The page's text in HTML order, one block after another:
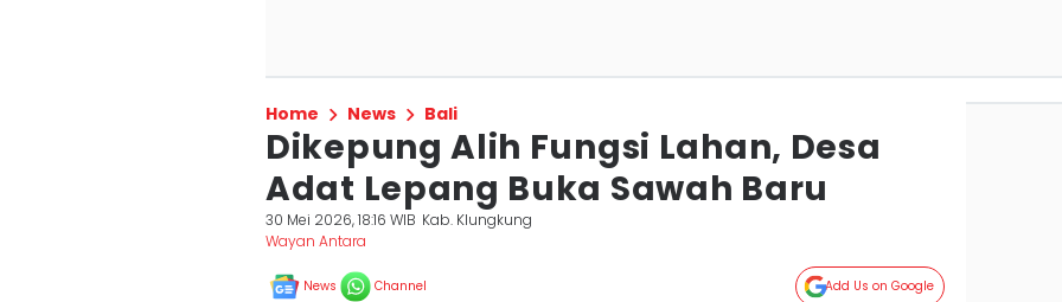
Home News Bali
Dikepung Alih Fungsi Lahan, Desa
Adat Lepang Buka Sawah Baru
30 Mei 2026, 18:16 WIB Kab. Klungkung
Wayan Antara
News Channel Add Us on Google